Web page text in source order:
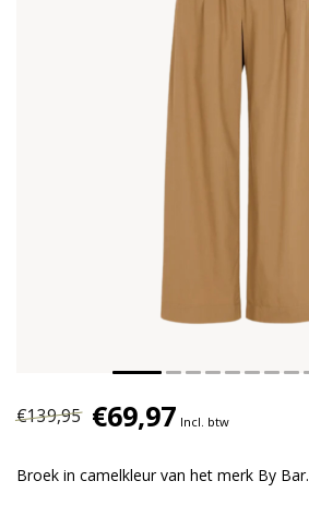
€139,95 €69,97 Incl. btw
Broek in camelkleur van het merk By Bar.